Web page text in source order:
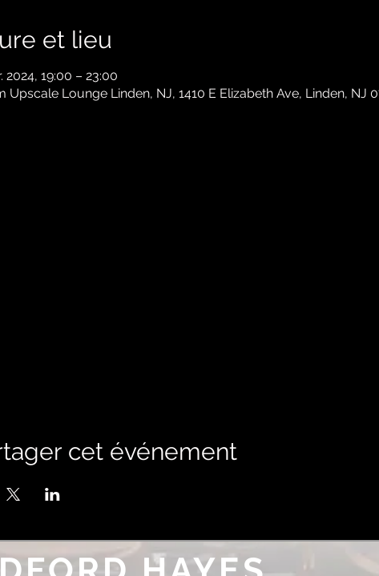
et lieu
2024, 19:00 – 23:00
Upscale Lounge Linden, NJ, 1410 E Elizabeth Ave, Linden, NJ
cet événement